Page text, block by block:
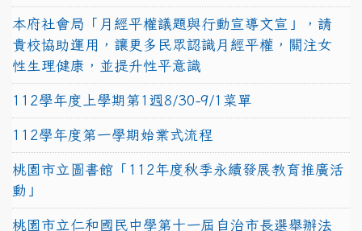
本府社會局「月經平權議題與行動宣導文宣」，請
貴校協助運用，讓更多民眾認識月經平權，關注女
性生理健康，並提升性平意識
112學年度上學期第1週8/30-9/1菜單
112學年度第一學期始業式流程
桃園市立圖書館「112年度秋季永續發展教育推廣活
動」
桃園市立仁和國民中學第十一屆自治市長選舉辦法